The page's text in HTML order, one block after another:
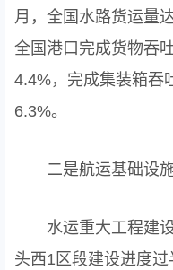
月，全国水路货运量
全国港口完成货物吞
4.4%，完成集装箱吞
6.3%。
二是航运基础设施
水运重大工程建设
头西1区段建设进度